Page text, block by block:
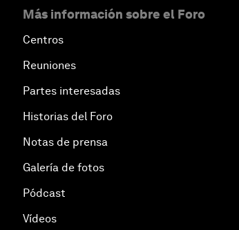
Más información sobre el Foro
Centros
Reuniones
Partes interesadas
Historias del Foro
Notas de prensa
Galería de fotos
Pódcast
Vídeos